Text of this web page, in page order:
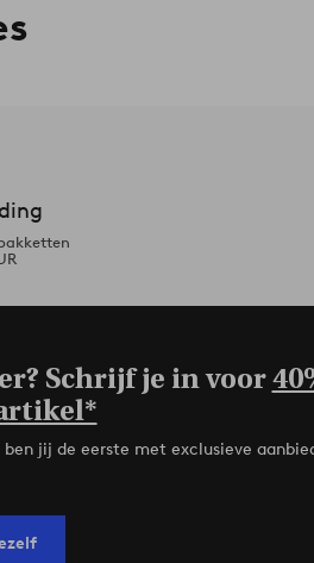
Schrijf je in voor
jij de eerste met exclusieve